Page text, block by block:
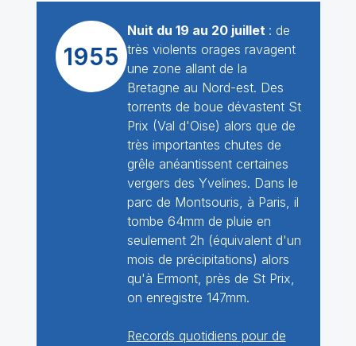
1955
Nuit du 19 au 20 juillet : de
très violents orages ravagent
une zone allant de la
Bretagne au Nord-est. Des
torrents de boue dévastent St
Prix (Val d'Oise) alors que de
très importantes chutes de
grêle anéantissent certaines
vergers des Yvelines. Dans le
parc de Montsouris, à Paris, il
tombe 64mm de pluie en
seulement 2h (équivalent d'un
mois de précipitations) alors
qu'à Ermont, près de St Prix,
on enregistre 147mm.
Records quotidiens pour de